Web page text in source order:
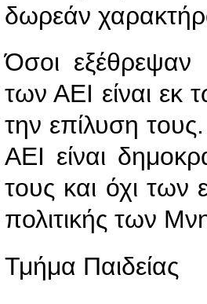
δωρεάν
Όσοι εξέθρεψαν
των ΑΕΙ είναι εκ
την επίλυση
ΑΕΙ είναι
τους και όχι των
πολιτικής των
Τμήμα Παιδείας